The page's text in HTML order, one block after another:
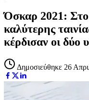
Όσκαρ 2021:
καλύτερης
κέρδισαν οι δύο
Δημοσιεύθηκε 26